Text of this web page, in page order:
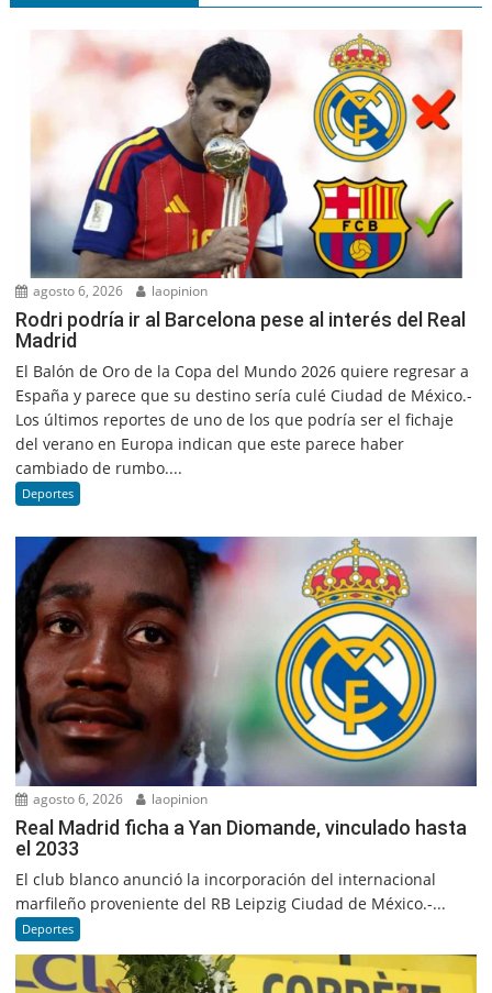
agosto 6, 2026 laopinion
Rodri podría ir al Barcelona pese al interés del Real
Madrid
El Balón de Oro de la Copa del Mundo 2026 quiere regresar a
España y parece que su destino sería culé Ciudad de México.-
Los últimos reportes de uno de los que podría ser el fichaje
del verano en Europa indican que este parece haber
cambiado de rumbo....
Deportes
agosto 6, 2026 laopinion
Real Madrid ficha a Yan Diomande, vinculado hasta
el 2033
El club blanco anunció la incorporación del internacional
marfileño proveniente del RB Leipzig Ciudad de México.-...
Deportes